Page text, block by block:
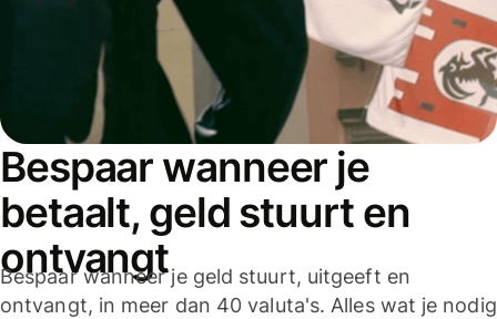
Bespaar wanneer je
betaalt, geld stuurt en
ontvangt
Bespaar wanneer je geld stuurt, uitgeeft en
ontvangt, in meer dan 40 valuta's. Alles wat je nodig